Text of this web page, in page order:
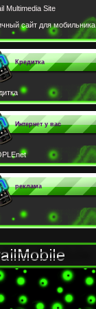
Multimedia Site
сайт для мобильника
Кредитка
Интернет у вас
реклама